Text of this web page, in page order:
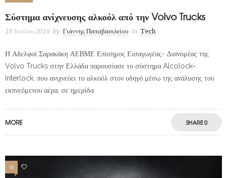
Σύστημα ανίχνευσης αλκοόλ από την Volvo Trucks
16 Ιουλίου 2016 by Γιάννης Παπαβασιλείου in Tech
Η Αδελφοί Σαρακάκη ΑΕΒΜΕ Επίσημος Εισαγωγέας- Διανομέας της
Volvo Trucks στην Ελλάδα παρουσίασε το σύστημα Alcolock–
Interlock, που ανιχνεύει το αλκοόλ στον οδηγό μέσω της ανάλυσης του
εκπνεόμενου αέρα, σε ημερίδα
MORE SHARE0
0 3